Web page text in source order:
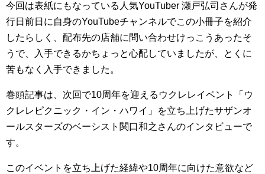
今回は表紙にもなっている人気YouTuber 瀬戸弘司さんが発
行日前日に自身のYouTubeチャンネルでこの小冊子を紹介
したらしく、配布先の店舗に問い合わせけっこうあったそ
うで、入手できるかちょっと心配していましたが、とくに
苦もなく入手できました。
巻頭記事は、次回で10周年を迎えるウクレレイベント「ウ
クレレピクニック・イン・ハワイ」を立ち上げたサザンオ
ールスターズのベーシスト関口和之さんのインタビューで
す。
このイベントを立ち上げた経緯や10周年に向けた意欲など